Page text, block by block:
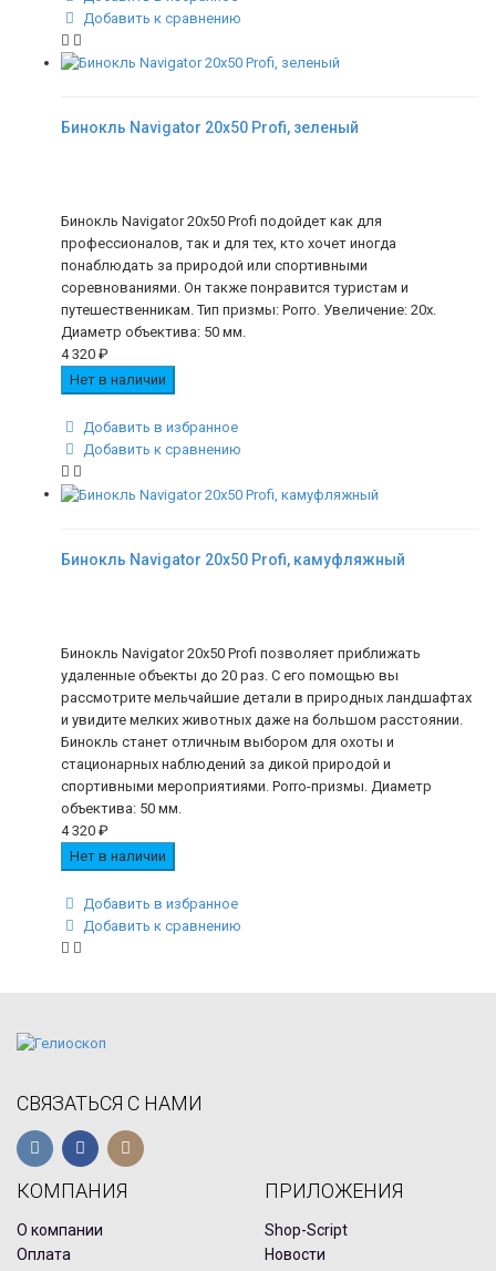
Добавить к сравнению
Бинокль Navigator 20х50 Profi, зеленый
Бинокль Navigator 20х50 Profi подойдет как для
профессионалов, так и для тех, кто хочет иногда
понаблюдать за природой или спортивными
соревнованиями. Он также понравится туристам и
путешественникам. Тип призмы: Porro. Увеличение: 20х.
Диаметр объектива: 50 мм.
4 320 ₽
Нет в наличии
Добавить в избранное
Добавить к сравнению
Бинокль Navigator 20х50 Profi, камуфляжный
Бинокль Navigator 20х50 Profi позволяет приближать
удаленные объекты до 20 раз. С его помощью вы
рассмотрите мельчайшие детали в природных ландшафтах
и увидите мелких животных даже на большом расстоянии.
Бинокль станет отличным выбором для охоты и
стационарных наблюдений за дикой природой и
спортивными мероприятиями. Porro-призмы. Диаметр
объектива: 50 мм.
4 320 ₽
Нет в наличии
Добавить в избранное
Добавить к сравнению
СВЯЗАТЬСЯ С НАМИ
КОМПАНИЯ
О компании
Оплата
ПРИЛОЖЕНИЯ
Shop-Script
Новости